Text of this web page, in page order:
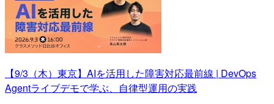
【9/3（木）東京】AIを活用した障害対応最前線 | DevOps
Agentライブデモで学ぶ、自律型運用の実践